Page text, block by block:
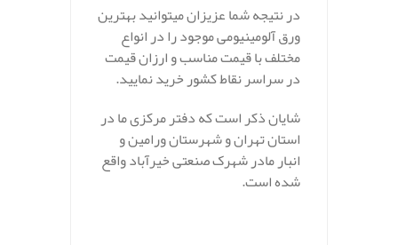
در نتیجه شما عزیزان میتوانید بهترین
ورق آلومینیومی موجود را در انواع
مختلف با قیمت مناسب و ارزان قیمت
در سراسر نقاط کشور خرید نمایید.
شایان ذکر است که دفتر مرکزی ما در
استان تهران و شهرستان ورامین و
انبار مادر شهرک صنعتی خیرآباد واقع
شده است.